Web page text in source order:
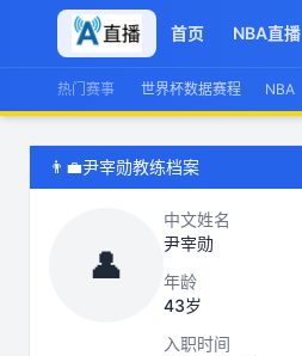
首页 NBA直播
热门赛事 世界杯数据赛程 NBA
👨‍💼尹宰勋教练档案
👤
中文姓名
尹宰勋
年龄
43岁
入职时间